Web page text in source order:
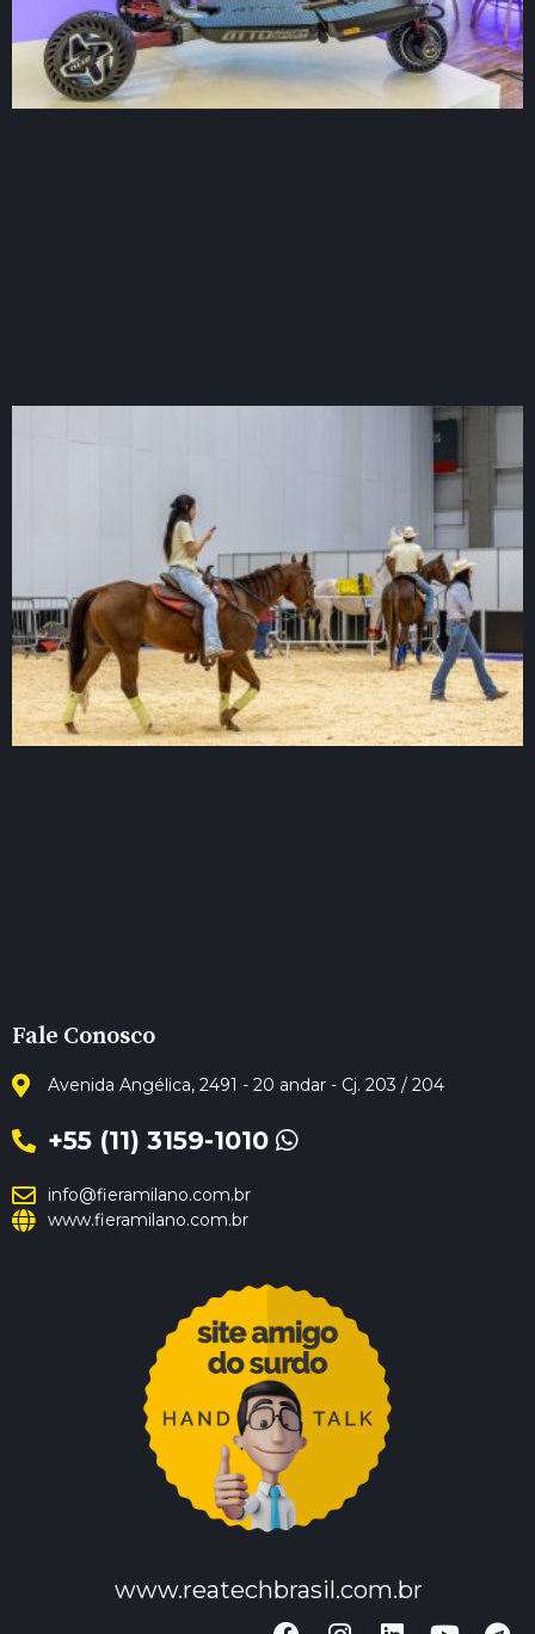
Fale Conosco
Avenida Angélica, 2491 - 20 andar - Cj. 203 / 204
+55 (11) 3159-1010
info@fieramilano.com.br
www.fieramilano.com.br
www.reatechbrasil.com.br